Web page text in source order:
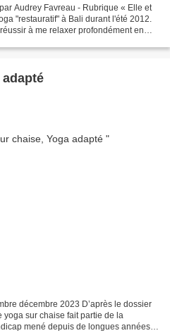
Audrey Favreau - Rubrique « Elle et
"restauratif" à Bali durant l'été 2012.
à me relaxer profondément en
décembre 2023 D’après le dossier
sur chaise fait partie de la
mené depuis de longues années